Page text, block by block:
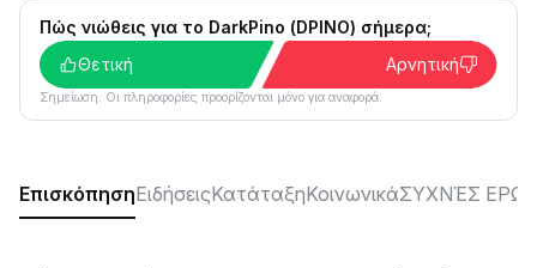
Πώς νιώθεις για το DarkPino (DPINO) σήμερα;
Θετική
Αρνητική
Σημείωση: Οι πληροφορίες προορίζονται μόνο για αναφορά.
ΕπισκόπησηΕιδήσειςΚατάταξηΚοινωνικάΣΥΧΝΈΣ